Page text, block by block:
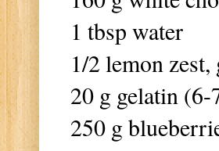
1 tbsp water
1/2 lemon zest,
20 g gelatin (6-
250 g